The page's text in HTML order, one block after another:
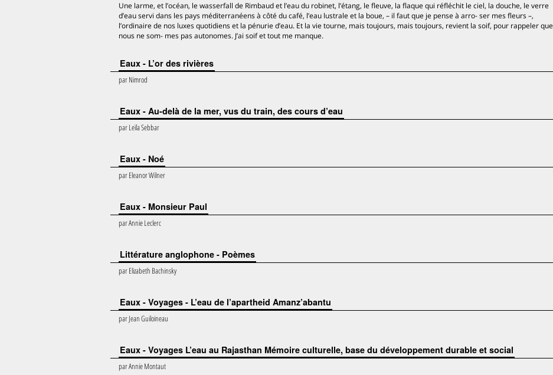
Une larme, et l’océan, le wasserfall de Rimbaud et l’eau du robinet, l’étang, le fleuve, la flaque qui réfléchit le ciel, la douche, le verre
d’eau servi dans les pays méditerranéens à côté du café, l’eau lustrale et la boue, – il faut que je pense à arro- ser mes fleurs –,
l’ordinaire de nos luxes quotidiens et la pénurie d’eau. Et la vie tourne, mais toujours, mais toujours, revient la soif, pour rappeler que
nous ne som- mes pas autonomes. J’ai soif et tout me manque.
Eaux - L’or des rivières
parNimrod
Eaux - Au-delà de la mer, vus du train, des cours d’eau
parLeïla Sebbar
Eaux - Noé
parEleanor Wilner
Eaux - Monsieur Paul
parAnnie Leclerc
Littérature anglophone - Poèmes
parElizabeth Bachinsky
Eaux - Voyages - L’eau de l’apartheid Amanz’abantu
parJean Guiloineau
Eaux - Voyages L’eau au Rajasthan Mémoire culturelle, base du développement durable et social
parAnnie Montaut